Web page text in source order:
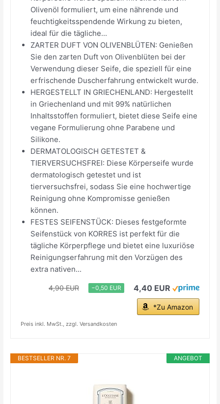
Olivenöl formuliert, um eine nährende und
feuchtigkeitsspendende Wirkung zu bieten,
ideal für die tägliche...
ZARTER DUFT VON OLIVENBLÜTEN: Genießen
Sie den zarten Duft von Olivenblüten bei der
Verwendung dieser Seife, die speziell für eine
erfrischende Duscherfahrung entwickelt wurde.
HERGESTELLT IN GRIECHENLAND: Hergestellt
in Griechenland und mit 99% natürlichen
Inhaltsstoffen formuliert, bietet diese Seife eine
vegane Formulierung ohne Parabene und
Silikone.
DERMATOLOGISCH GETESTET &
TIERVERSUCHSFREI: Diese Körperseife wurde
dermatologisch getestet und ist
tierversuchsfrei, sodass Sie eine hochwertige
Reinigung ohne Kompromisse genießen
können.
FESTES SEIFENSTÜCK: Dieses festgeformte
Seifenstück von KORRES ist perfekt für die
tägliche Körperpflege und bietet eine luxuriöse
Reinigungserfahrung mit den Vorzügen des
extra nativen...
4,90 EUR −0,50 EUR 4,40 EUR
*Zu Amazon
Preis inkl. MwSt., zzgl. Versandkosten
ANGEBOT
BESTSELLER NR. 7